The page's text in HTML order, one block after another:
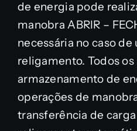
de energia pode
manobra ABRIR –
necessária no caso
religamento. Todos
armazenamento de
operações de
transferência de